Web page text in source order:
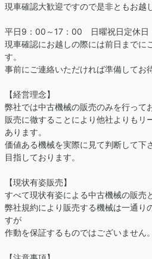
現車確認大歓迎ですので是非ともお越
平日9：00～17：00 日曜祝日定休日
現車確認にお越しの際には前日までに
す。
事前にご連絡いただければ準備してお
【経営理念】
弊社では中古機械の販売のみを行って
販売に徹することにより他社よりもリ
あります。
価値ある機械を実際に見て判断して下
目指しております。
【現状有姿販売】
すべて現状有姿による中古機械の販売
弊社規約により販売する機械は一通り
すが
作動を保証するものではございません。